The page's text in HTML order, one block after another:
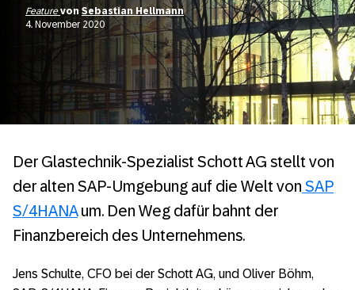
Featurevon Sebastian Hellmann
4. November 2020
Der Glastechnik-Spezialist Schott AG stellt von
der alten SAP-Umgebung auf die Welt von SAP
S/4HANAum. Den Weg dafür bahnt der
Finanzbereich des Unternehmens.
Jens Schulte, CFO bei der Schott AG, und Oliver Böhm,